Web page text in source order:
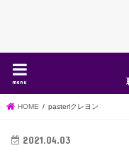
menu
HOME pasterlクレヨン
2021.04.03